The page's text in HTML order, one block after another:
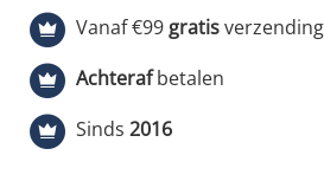
Fineliners voor optimaal
assortiment van Loop Colors
ons op de webshop terecht. Praktisch formaat
Afsluitbaar met dop Zwart 0.1mm Loop Colors
kwaliteit
Vanaf €99 gratisverzending
Achterafbetalen
Sinds 2016